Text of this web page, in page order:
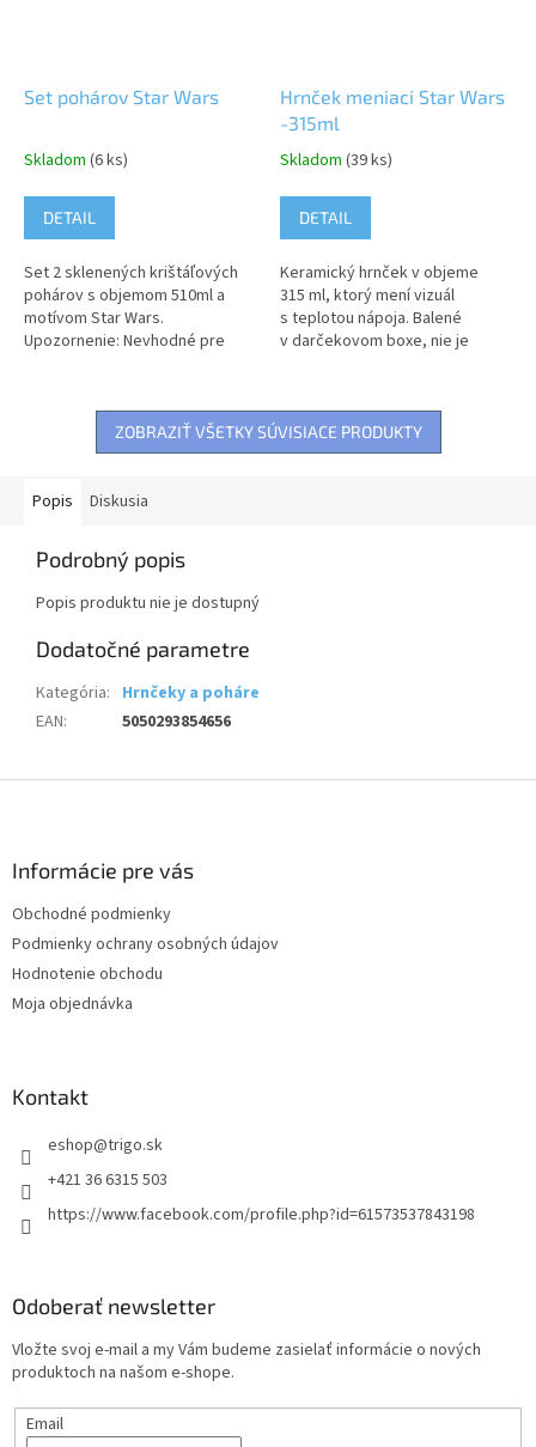
Set pohárov Star Wars
Skladom (6 ks)
DETAIL
Set 2 sklenených krištáľových
pohárov s objemom 510ml a
motívom Star Wars.
Upozornenie: Nevhodné pre
Hrnček meniaci Star Wars
-315ml
Skladom (39 ks)
DETAIL
Keramický hrnček v objeme
315 ml, ktorý mení vizuál
s teplotou nápoja. Balené
v darčekovom boxe, nie je
ZOBRAZIŤ VŠETKY SÚVISIACE PRODUKTY
Popis Diskusia
Podrobný popis
Popis produktu nie je dostupný
Dodatočné parametre
Kategória: Hrnčeky a poháre
EAN: 5050293854656
Informácie pre vás
Obchodné podmienky
Podmienky ochrany osobných údajov
Hodnotenie obchodu
Moja objednávka
Kontakt
eshop@trigo.sk
+421 36 6315 503
https://www.facebook.com/profile.php?id=61573537843198
Odoberať newsletter
Vložte svoj e-mail a my Vám budeme zasielať informácie o nových
produktoch na našom e-shope.
Email